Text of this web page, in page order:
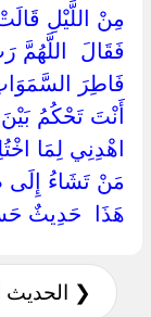
مِنْ اللَّيْلِ
فَقَالَ ‏ ‏اللَّهُمَّ
‏فَاطِرَ
أَنْتَ تَحْكُمُ
اهْدِنِي لِمَا
مَنْ تَشَاءُ
‏هَذَا ‏ ‏حَدِيثٌ
❮ الحديث